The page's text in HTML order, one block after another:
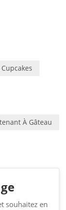
À Gâteau
souhaitez en